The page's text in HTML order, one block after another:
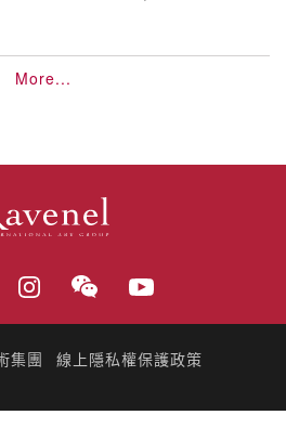
More...
集團 線上隱私權保護政策